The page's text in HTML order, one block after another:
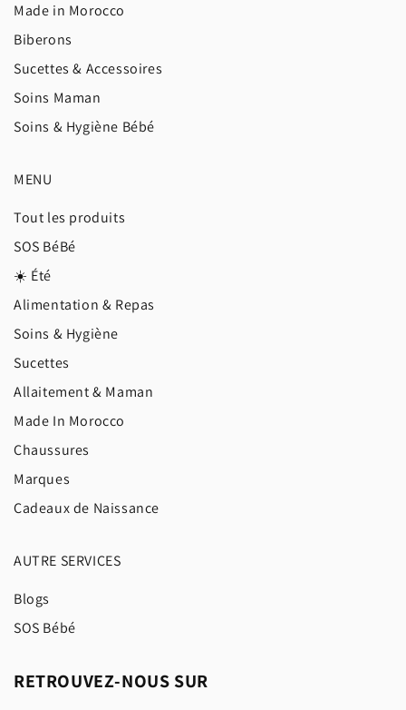
Made in Morocco
Biberons
Sucettes & Accessoires
Soins Maman
Soins & Hygiène Bébé
MENU
Tout les produits
SOS BéBé
☀️ Été
Alimentation & Repas
Soins & Hygiène
Sucettes
Allaitement & Maman
Made In Morocco
Chaussures
Marques
Cadeaux de Naissance
AUTRE SERVICES
Blogs
SOS Bébé
RETROUVEZ-NOUS SUR